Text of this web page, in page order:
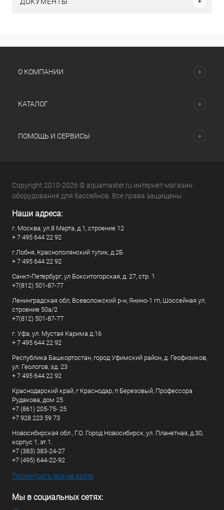
О КОМПАНИИ
КАТАЛОГ
ПОМОЩЬ И СЕРВИСЫ
Copyright 2010-2026 © aquamaster.ru интернет-магазин
оборудования для бассейнов. Все права защищены.
Наши адреса:
г. Москва, ул.8 Марта, д.1, строение 12
+ 7 495 644 22 92
г.Лобня, Краснополянский тупик, д.2Б
+ 7 495 644 22 92
Санкт-Петербург, ул Бокситогорская, д. 27, стр. 1
+7(812) 501-87-77
Ленинградская обл, Всеволожский р-н, Янино-1 гп, Шоссейная ул,
строение 50а/2
+7(812) 501-87-77
г. Уфа, ул. Мустая Карима д.16
+ 7 495 644 22 92
Республика Башкортостан, город Уфимский район, д. Геофизиков,
ул. Геологов, зд. 23
+ 7 495 644 22 92
Краснодарский край, г Краснодар, п Березовый, Профессора
Рудакова, дом 25
+7 (861) 205-75- 25
+7 928 223 59 73
Новосибирская обл., Г.О. Город Новосибирск, ул. Планетная, д.30,
корпус 1, эт.1.
+7 (383) 383-24-27
+7 (495) 644-22-92
Посмотреть все на карте
Мы в социальных сетях: